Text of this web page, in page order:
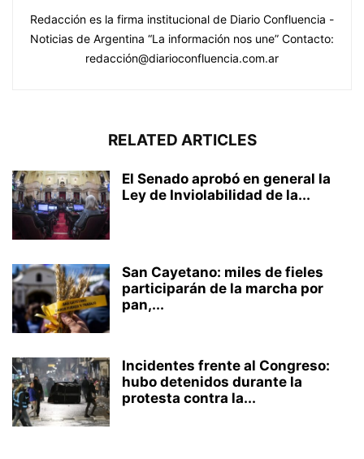
Redacción es la firma institucional de Diario Confluencia -
Noticias de Argentina “La información nos une” Contacto:
redacción@diarioconfluencia.com.ar
RELATED ARTICLES
El Senado aprobó en general la
Ley de Inviolabilidad de la...
San Cayetano: miles de fieles
participarán de la marcha por
pan,...
Incidentes frente al Congreso:
hubo detenidos durante la
protesta contra la...